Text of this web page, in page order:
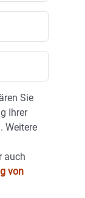
Sie
Ihrer
Weitere
auch
von